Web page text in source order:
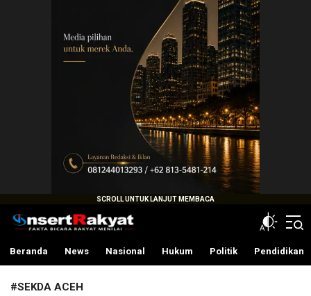
InsertRakyat.com
Fakta Bicara Rakyat Menilai
Beranda News Nasional Hukum Politik Pendidikan
#SEKDA ACEH